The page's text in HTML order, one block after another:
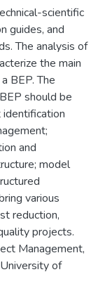
scientific
guides, and
The analysis of
the main
BEP. The
should be
and
model
various
reduction,
projects.
Management,
of